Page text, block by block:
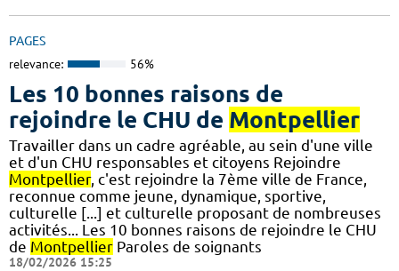
PAGES
relevance: 56%
Les 10 bonnes raisons de
rejoindre le CHU de Montpellier
Travailler dans un cadre agréable, au sein d'une ville
et d'un CHU responsables et citoyens Rejoindre
Montpellier, c'est rejoindre la 7ème ville de France,
reconnue comme jeune, dynamique, sportive,
culturelle [...] et culturelle proposant de nombreuses
activités... Les 10 bonnes raisons de rejoindre le CHU
de Montpellier Paroles de soignants
18/02/2026 15:25